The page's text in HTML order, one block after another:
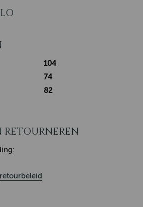
104
74
82
RETOURNEREN
retourbeleid